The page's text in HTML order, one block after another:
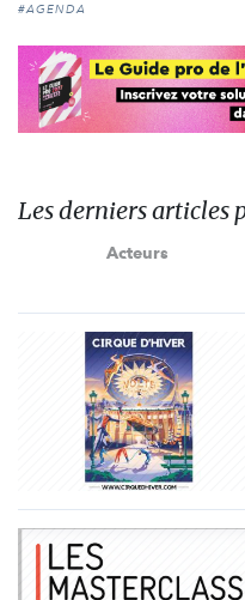
#AGENDA
Les derniers articles
Acteurs